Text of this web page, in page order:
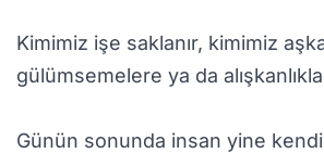
Kimimiz işe saklanır, kimimiz
gülümsemelere ya da
Günün sonunda insan yine